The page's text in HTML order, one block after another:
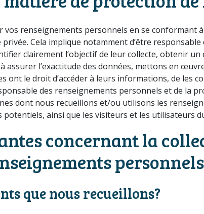
vos renseignements personnels en se conformant
Cela implique notamment d’être
clairement l’objectif de leur collecte, obtenir
assurer l’exactitude des données, mettons en
ont le droit d’accéder à leurs informations, de les
des renseignements personnels et de la
dont nous recueillons et/ou utilisons les
ainsi que les visiteurs et les utilisateurs
concernant la
personnels
que nous recueillons?